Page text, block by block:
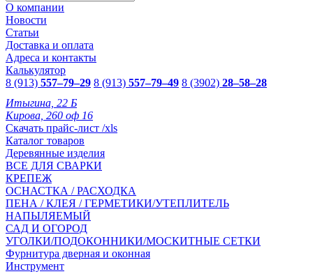
О компании
Новости
Статьи
Доставка и оплата
Адреса и контакты
Калькулятор
8 (913) 557–79–29 8 (913) 557–79–49 8 (3902) 28–58–28
Итыгина, 22 Б
Кирова, 260 оф 16
Скачать прайс-лист /xls
Каталог товаров
Деревянные изделия
ВСЕ ДЛЯ СВАРКИ
КРЕПЕЖ
ОСНАСТКА / РАСХОДКА
ПЕНА / КЛЕЯ / ГЕРМЕТИКИ/УТЕПЛИТЕЛЬ
НАПЫЛЯЕМЫЙ
САД И ОГОРОД
УГОЛКИ/ПОДОКОННИКИ/МОСКИТНЫЕ СЕТКИ
Фурнитура дверная и оконная
Инструмент